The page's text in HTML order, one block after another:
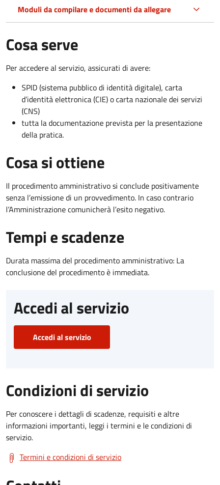
Moduli da compilare e documenti da allegare
Cosa serve
Per accedere al servizio, assicurati di avere:
SPID (sistema pubblico di identità digitale), carta
d’identità elettronica (CIE) o carta nazionale dei servizi
(CNS)
tutta la documentazione prevista per la presentazione
della pratica.
Cosa si ottiene
Il procedimento amministrativo si conclude positivamente
senza l’emissione di un provvedimento. In caso contrario
l’Amministrazione comunicherà l’esito negativo.
Tempi e scadenze
Durata massima del procedimento amministrativo: La
conclusione del procedimento è immediata.
Accedi al servizio
Accedi al servizio
Condizioni di servizio
Per conoscere i dettagli di scadenze, requisiti e altre
informazioni importanti, leggi i termini e le condizioni di
servizio.
Termini e condizioni di servizio